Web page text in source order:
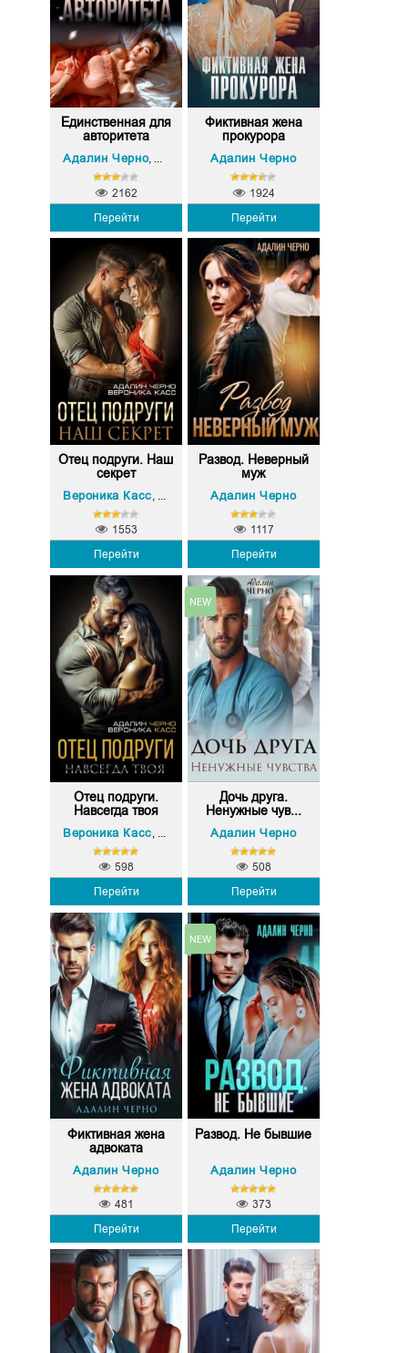
Единственная для
авторитета
Адалин Черно, Софи Вебер
Перейти
2162
Фиктивная жена
прокурора
Адалин Черно
Перейти
1924
Отец подруги. Наш
секрет
Вероника Касс, Адалин Черно
Перейти
1553
Развод. Неверный
муж
Адалин Черно
Перейти
1117
Отец подруги.
Навсегда твоя
Вероника Касс Адалин Черно
Перейти
598
Дочь друга.
Ненужные чув...
Адалин Черно
Перейти
508
Фиктивная жена
адвоката
Адалин Черно
Перейти
481
Развод. Не бывшие
Адалин Черно
Перейти
373